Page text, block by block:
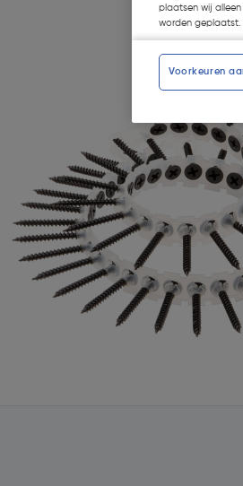
plaatsen wij alleen
worden geplaatst.
Voorkeuren